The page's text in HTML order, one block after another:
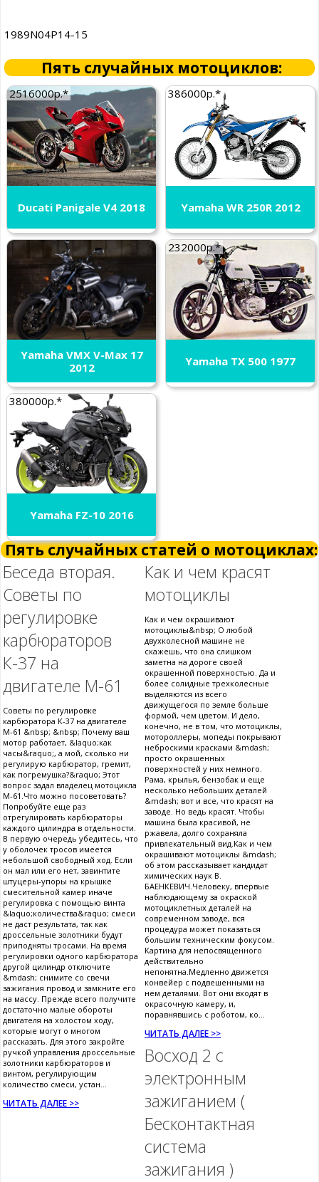
1989N04P14-15
Пять случайных мотоциклов:
2516000р.*
Ducati Panigale V4 2018
386000р.*
Yamaha WR 250R 2012
Yamaha VMX V-Max 17
2012
232000р.*
Yamaha TX 500 1977
380000р.*
Yamaha FZ-10 2016
Пять случайных статей о мотоциклах:
Беседа вторая.
Советы по
регулировке
карбюраторов
К-37 на
двигателе М-61
Советы по регулировке
карбюратора К-37 на двигателе
М-61 &nbsp; &nbsp; Почему ваш
мотор работает, &laquo;как
часы&raquo;, а мой, сколько ни
регулирую карбюратор, гремит,
как погремушка?&raquo; Этот
вопрос задал владелец мотоцикла
М-61.Что можно посоветовать?
Попробуйте еще раз
отрегулировать карбюраторы
каждого цилиндра в отдельности.
В первую очередь убедитесь, что
у оболочек тросов имеется
небольшой свободный ход. Если
он мал или его нет, завинтите
штуцеры-упоры на крышке
смесительной камер иначе
регулировка с помощью винта
&laquo;количества&raquo; смеси
не даст результата, так как
дроссельные золотники будут
приподняты тросами. На время
регулировки одного карбюратора
другой цилиндр отключите
&mdash; снимите со свечи
зажигания провод и замкните его
на массу. Прежде всего получите
достаточно малые обороты
двигателя на холостом ходу,
которые могут о многом
рассказать. Для этого закройте
ручкой управления дроссельные
золотники карбюраторов и
винтом, регулирующим
количество смеси, устан...
ЧИТАТЬ ДАЛЕЕ >>
Как и чем красят
мотоциклы
Как и чем окрашивают
мотоциклы&nbsp; О любой
двухколесной машине не
скажешь, что она слишком
заметна на дороге своей
окрашенной поверхностью. Да и
более солидные трехколесные
выделяются из всего
движущегося по земле больше
формой, чем цветом. И дело,
конечно, не в том, что мотоциклы,
мотороллеры, мопеды покрывают
неброскими красками &mdash;
просто окрашенных
поверхностей у них немного.
Рама, крылья, бензобак и еще
несколько небольших деталей
&mdash; вот и все, что красят на
заводе. Но ведь красят. Чтобы
машина была красивой, не
ржавела, долго сохраняла
привлекательный вид.Как и чем
окрашивают мотоциклы &mdash;
об этом рассказывает кандидат
химических наук В.
БАЕНКЕВИЧ.Человеку, впервые
наблюдающему за окраской
мотоциклетных деталей на
современном заводе, вся
процедура может показаться
большим техническим фокусом.
Картина для непосвященного
действительно
непонятна.Медленно движется
конвейер с подвешенными на
нем деталями. Вот они входят в
окрасочную камеру, и,
поравнявшись с роботом, ко...
ЧИТАТЬ ДАЛЕЕ >>
Восход 2 с
электронным
зажиганием (
Бесконтактная
система
зажигания )